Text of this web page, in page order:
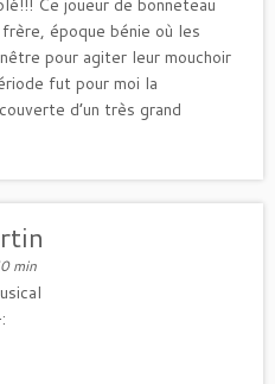
époque bénie où les
pour agiter leur mouchoir
fut pour moi la
d’un très grand
min